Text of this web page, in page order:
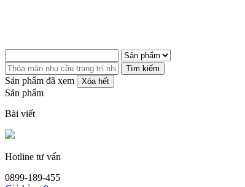
Tìm kiếm
Sản phẩm đã xem Xóa hết
Sản phẩm
Bài viết
Hotline tư vấn
0899-189-455